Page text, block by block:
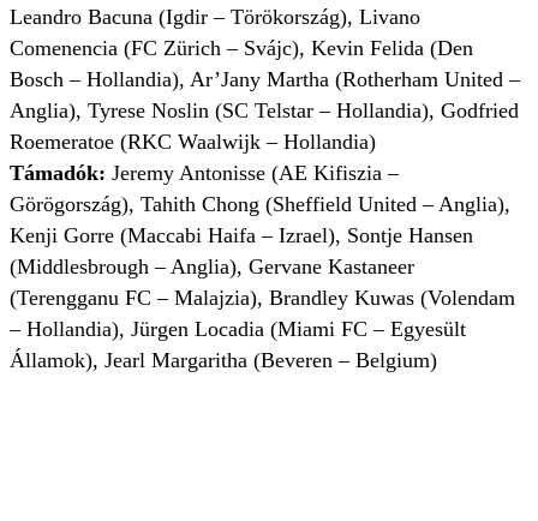
Leandro Bacuna (Igdir – Törökország), Livano
Comenencia (FC Zürich – Svájc), Kevin Felida (Den
Bosch – Hollandia), Ar’Jany Martha (Rotherham United –
Anglia), Tyrese Noslin (SC Telstar – Hollandia), Godfried
Roemeratoe (RKC Waalwijk – Hollandia)
Támadók: Jeremy Antonisse (AE Kifiszia –
Görögország), Tahith Chong (Sheffield United – Anglia),
Kenji Gorre (Maccabi Haifa – Izrael), Sontje Hansen
(Middlesbrough – Anglia), Gervane Kastaneer
(Terengganu FC – Malajzia), Brandley Kuwas (Volendam
– Hollandia), Jürgen Locadia (Miami FC – Egyesült
Államok), Jearl Margaritha (Beveren – Belgium)